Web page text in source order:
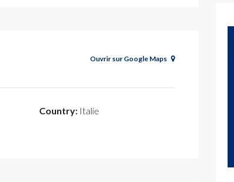
Ouvrir sur Google Maps
Country: Italie